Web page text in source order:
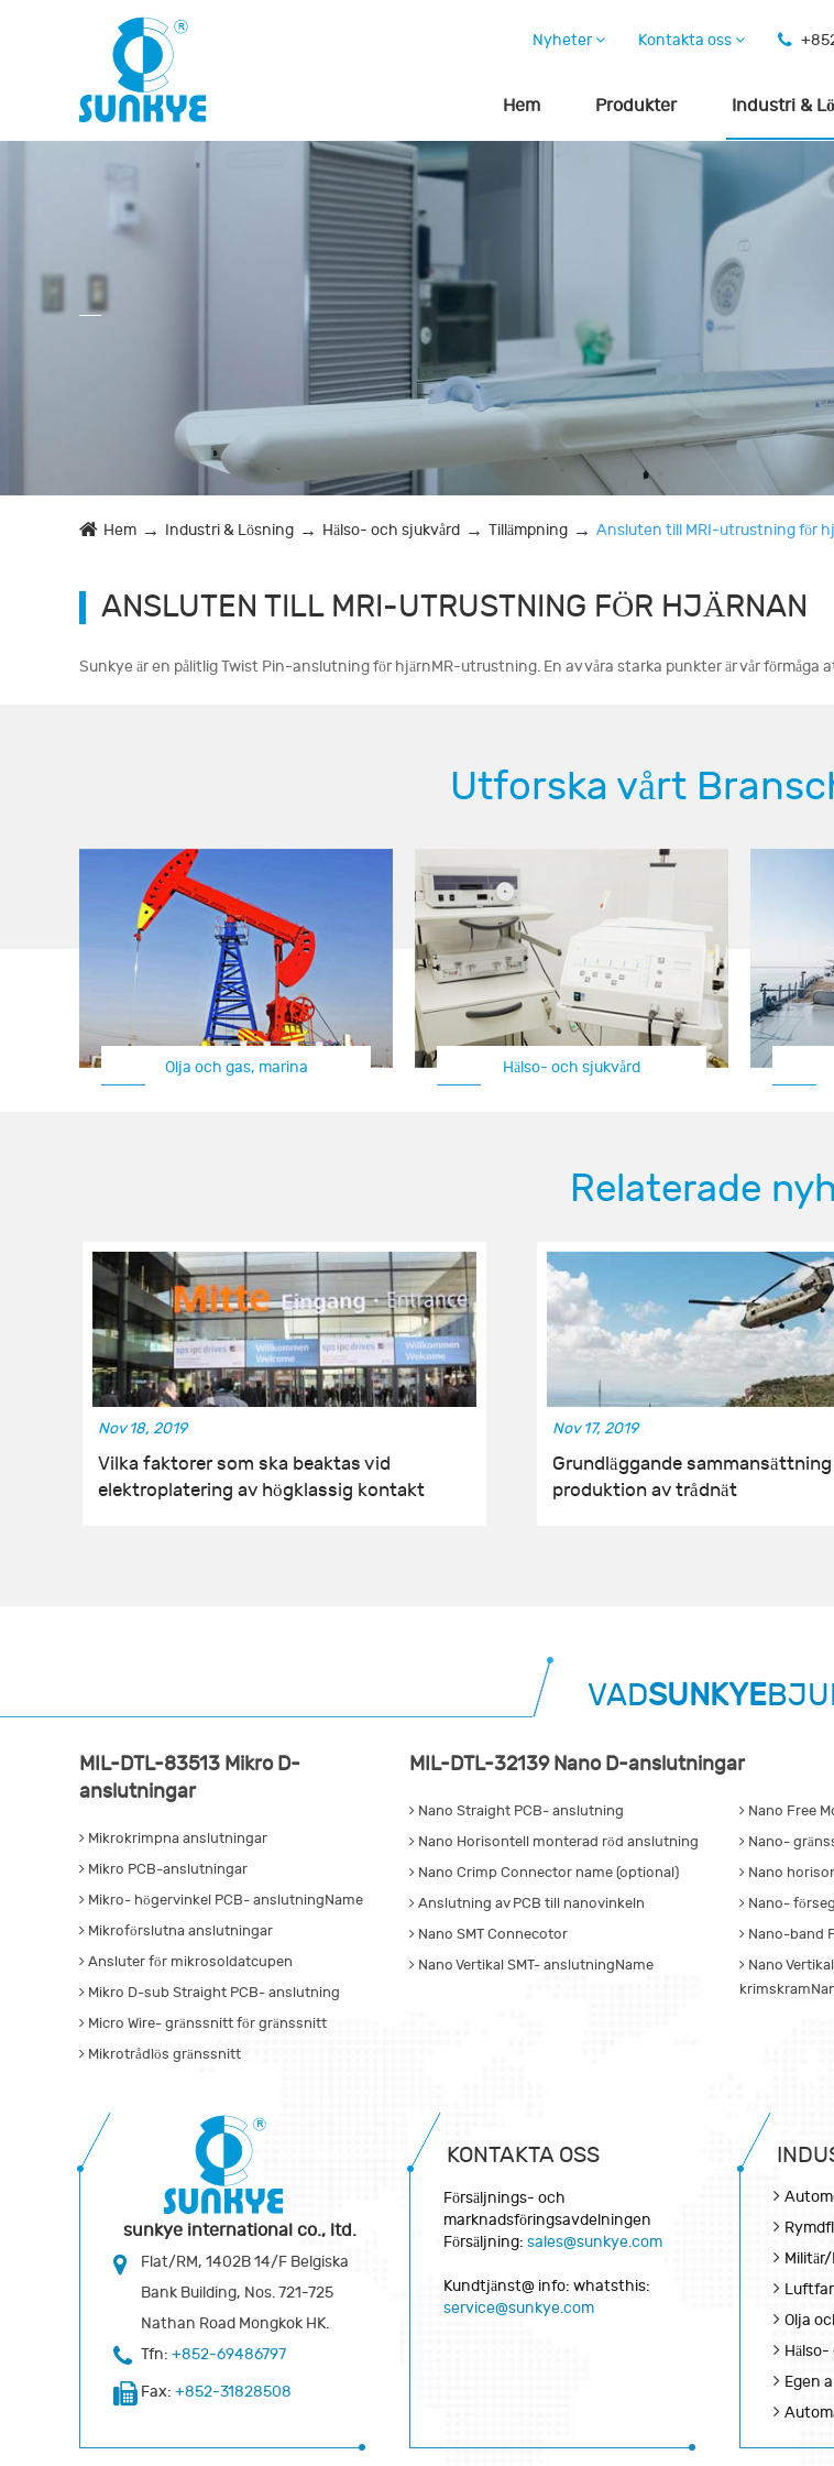
Nyheter Kontakta oss
Hem Produkter Industri &
Hem Industri & Lösning Hälso- och sjukvård Tillämpning Ansluten till MRI-utrustning för
ANSLUTEN TILL MRI-UTRUSTNING FÖR HJÄRNAN
Sunkye är en pålitlig Twist Pin-anslutning för hjärnMR-utrustning. En av våra starka punkter är vår
Utforska vårt
Olja och gas, marina Hälso- och sjukvård
Relaterade
Nov 18, 2019
Vilka faktorer som ska beaktas vid
elektroplatering av högklassig kontakt
Nov 17, 2019
Grundläggande
produktion av trådnät
VADSUNKYE
MIL-DTL-83513 Mikro D-
anslutningar
Mikrokrimpna anslutningar
Mikro PCB-anslutningar
Mikro- högervinkel PCB- anslutningName
Mikroförslutna anslutningar
Ansluter för mikrosoldatcupen
Mikro D-sub Straight PCB- anslutning
Micro Wire- gränssnitt för gränssnitt
Mikrotrådlös gränssnitt
MIL-DTL-32139 Nano D-anslutningar
Nano Straight PCB- anslutning
Nano Free
Nano Horisontell monterad röd anslutning
Nano-
Nano Crimp Connector name (optional)
Nano
Anslutning av PCB till nanovinkeln
Nano-
Nano SMT Connecotor
Nano-band
Nano Vertikal SMT- anslutningName
Nano
sunkye international co., ltd.
Flat/RM, 1402B 14/F Belgiska
Bank Building, Nos. 721-725
Nathan Road Mongkok HK.
Tfn: +852-69486797
Fax: +852-31828508
KONTAKTA OSS
Försäljnings- och
marknadsföringsavdelningen
Försäljning: sales@sunkye.com
Kundtjänst@ info: whatsthis:
service@sunkye.com
Olja
Egen